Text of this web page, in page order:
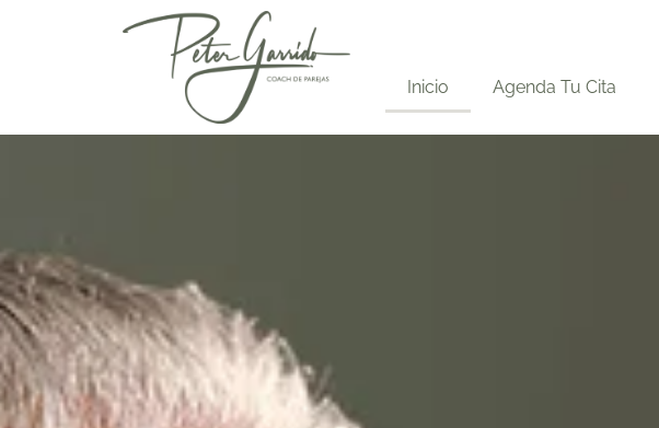
Inicio Agenda Tu Cita